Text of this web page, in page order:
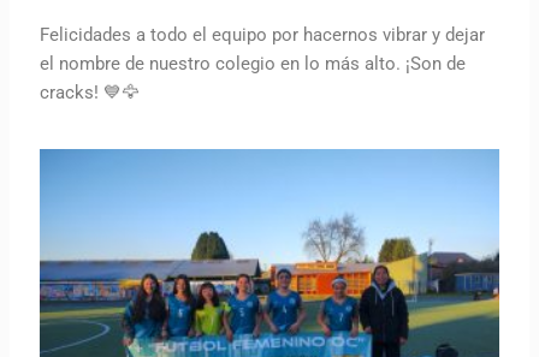
Felicidades a todo el equipo por hacernos vibrar y dejar
el nombre de nuestro colegio en lo más alto. ¡Son de
cracks! 💙🦅